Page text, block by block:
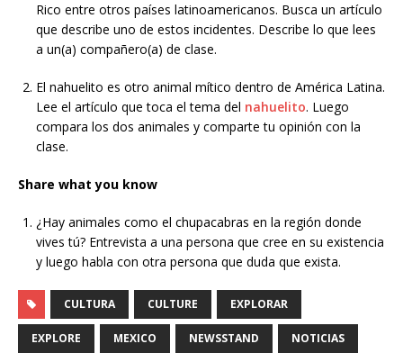
Rico entre otros países latinoamericanos. Busca un artículo
que describe uno de estos incidentes. Describe lo que lees
a un(a) compañero(a) de clase.
El nahuelito es otro animal mítico dentro de América Latina.
Lee el artículo que toca el tema del nahuelito. Luego
compara los dos animales y comparte tu opinión con la
clase.
Share what you know
¿Hay animales como el chupacabras en la región donde
vives tú? Entrevista a una persona que cree en su existencia
y luego habla con otra persona que duda que exista.
CULTURA CULTURE EXPLORAR
EXPLORE MEXICO NEWSSTAND NOTICIAS